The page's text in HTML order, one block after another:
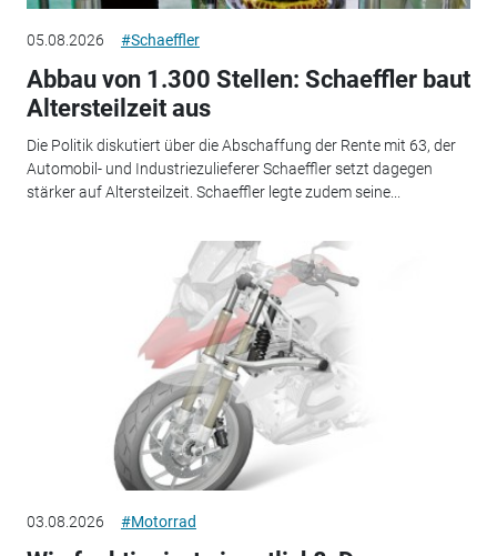
05.08.2026 #Schaeffler
Abbau von 1.300 Stellen: Schaeffler baut
Altersteilzeit aus
Die Politik diskutiert über die Abschaffung der Rente mit 63, der
Automobil- und Industriezulieferer Schaeffler setzt dagegen
stärker auf Altersteilzeit. Schaeffler legte zudem seine...
03.08.2026 #Motorrad